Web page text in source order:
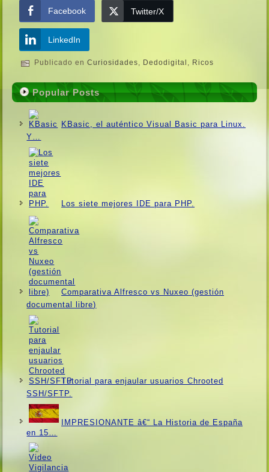
Facebook
Twitter/X
LinkedIn
Publicado en Curiosidades, Dedodigital , Ricos
Popular Posts
KBasic, el auténtico Visual Basic para Linux.
Y…
Los siete mejores IDE para PHP.
Comparativa Alfresco vs Nuxeo (gestión
documental libre)
Tutorial para enjaular usuarios Chrooted
SSH/SFTP.
IMPRESIONANTE â€“ La Historia de España
en 15…